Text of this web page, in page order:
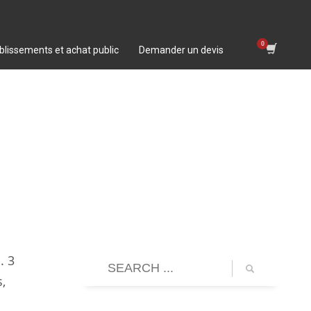
et achat public Demander un devis
3